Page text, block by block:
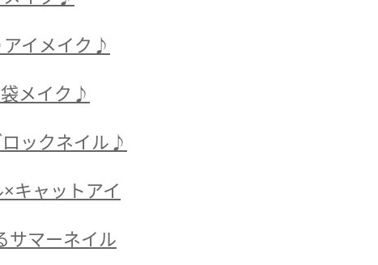
イメイク♪
メイク♪
ックネイル♪
キャットアイ
サマーネイル